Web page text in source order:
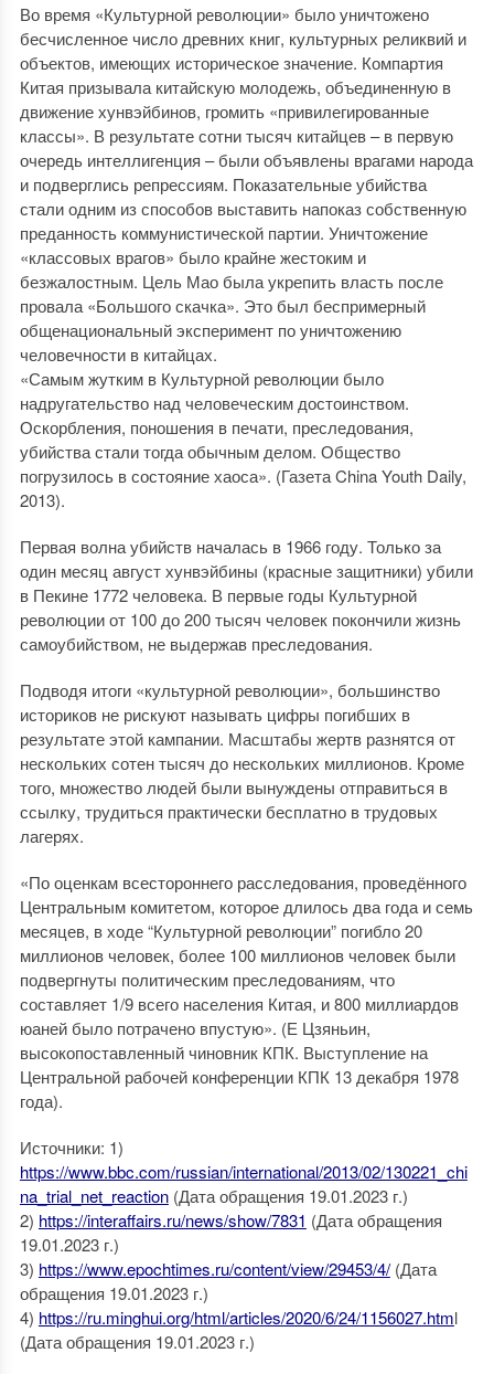
Во время «Культурной революции» было уничтожено
бесчисленное число древних книг, культурных реликвий и
объектов, имеющих историческое значение. Компартия
Китая призывала китайскую молодежь, объединенную в
движение хунвэйбинов, громить «привилегированные
классы». В результате сотни тысяч китайцев – в первую
очередь интеллигенция – были объявлены врагами народа
и подверглись репрессиям. Показательные убийства
стали одним из способов выставить напоказ собственную
преданность коммунистической партии. Уничтожение
«классовых врагов» было крайне жестоким и
безжалостным. Цель Мао была укрепить власть после
провала «Большого скачка». Это был беспримерный
общенациональный эксперимент по уничтожению
человечности в китайцах.
«Самым жутким в Культурной революции было
надругательство над человеческим достоинством.
Оскорбления, поношения в печати, преследования,
убийства стали тогда обычным делом. Общество
погрузилось в состояние хаоса». (Газета China Youth Daily,
2013).
Первая волна убийств началась в 1966 году. Только за
один месяц август хунвэйбины (красные защитники) убили
в Пекине 1772 человека. В первые годы Культурной
революции от 100 до 200 тысяч человек покончили жизнь
самоубийством, не выдержав преследования.
Подводя итоги «культурной революции», большинство
историков не рискуют называть цифры погибших в
результате этой кампании. Масштабы жертв разнятся от
нескольких сотен тысяч до нескольких миллионов. Кроме
того, множество людей были вынуждены отправиться в
ссылку, трудиться практически бесплатно в трудовых
лагерях.
«По оценкам всестороннего расследования, проведённого
Центральным комитетом, которое длилось два года и семь
месяцев, в ходе “Культурной революции” погибло 20
миллионов человек, более 100 миллионов человек были
подвергнуты политическим преследованиям, что
составляет 1/9 всего населения Китая, и 800 миллиардов
юаней было потрачено впустую». (Е Цзяньин,
высокопоставленный чиновник КПК. Выступление на
Центральной рабочей конференции КПК 13 декабря 1978
года).
Источники: 1)
https://www.bbc.com/russian/international/2013/02/130221_chi
na_trial_net_reaction(Дата обращения 19.01.2023 г.)
2) https://interaffairs.ru/news/show/7831 (Дата обращения
19.01.2023 г.)
3) https://www.epochtimes.ru/content/view/29453/4/ (Дата
обращения 19.01.2023 г.)
4) https://ru.minghui.org/html/articles/2020/6/24/1156027.html
(Дата обращения 19.01.2023 г.)